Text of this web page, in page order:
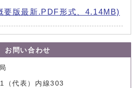
要版最新.PDF形式、4.14MB)
お問い合わせ
代表）内線303